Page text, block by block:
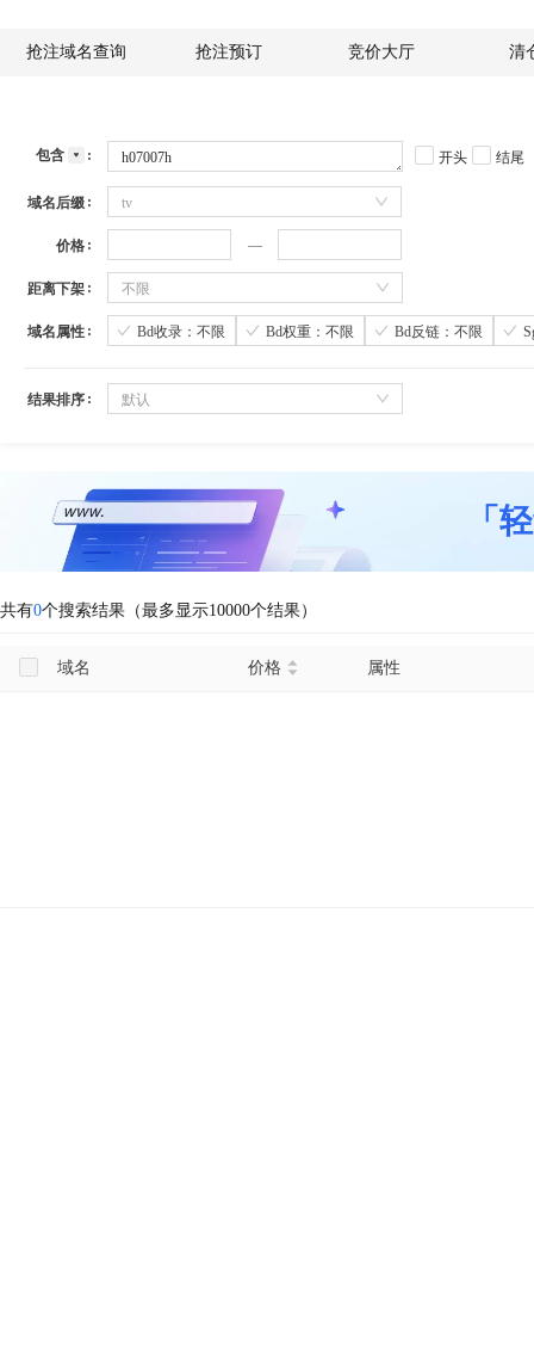
抢注域名查询 抢注预订 竞价大厅 清
包含 开头 结尾
域名后缀 tv
价格
距离下架 不限
域名属性 Bd收录：不限 Bd权重：不限 Bd反链：不限
结果排序 默认
「
共有0个搜索结果（最多显示10000个结果）
域名 价格 属性